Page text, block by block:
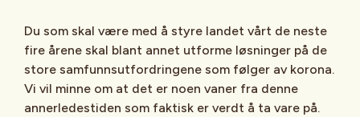
Du som skal være med å styre landet vårt de neste
fire årene skal blant annet utforme løsninger på de
store samfunnsutfordringene som følger av korona.
Vi vil minne om at det er noen vaner fra denne
annerledestiden som faktisk er verdt å ta vare på.